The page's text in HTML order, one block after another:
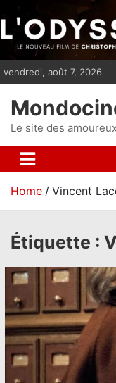
i
p
n
t
vendredi, août 7, 2026
Le site des
Home Vincent
Étiquette :